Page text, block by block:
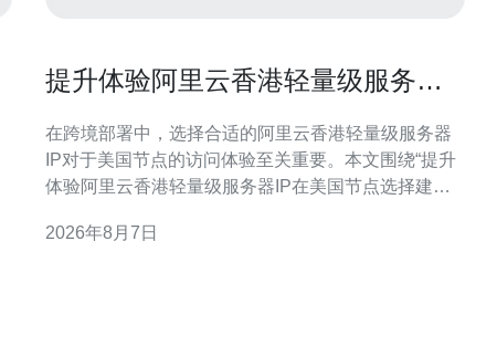
提升体验阿里云香港轻量级服务器
在跨境部署中，选择合适的阿里云香港轻量级服务器
IP对于美国节点的访问体验至关重要。本文围绕“提升
体验阿里云香港轻量级服务器IP在美国节点选择建议”
方案，帮助技术与运维团队在兼顾稳定性和成本的前
2026年8月7日